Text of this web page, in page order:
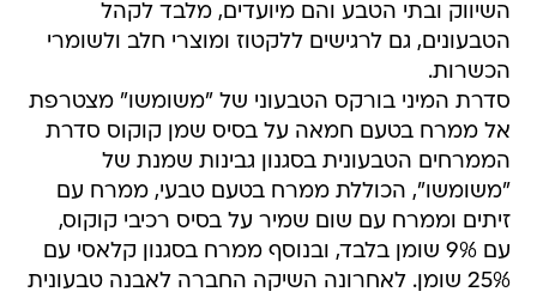
השיווק ובתי הטבע והם מיועדים, מלבד לקהל
הטבעונים, גם לרגישים ללקטוז ומוצרי חלב ולשומרי
הכשרות.
סדרת המיני בורקס הטבעוני של "משומשו" מצטרפת
אל ממרח בטעם חמאה על בסיס שמן קוקוס סדרת
הממרחים הטבעונית בסגנון גבינות שמנת של
"משומשו", הכוללת ממרח בטעם טבעי, ממרח עם
זיתים וממרח עם שום שמיר על בסיס רכיבי קוקוס,
עם 9% שומן בלבד, ובנוסף ממרח בסגנון קלאסי עם
25% שומן. לאחרונה השיקה החברה לאבנה טבעונית